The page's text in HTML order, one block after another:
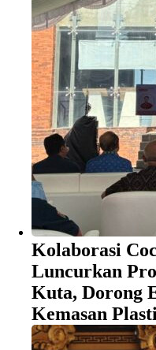
Kolaborasi
Luncurkan
Kuta, Dorong
Kemasan